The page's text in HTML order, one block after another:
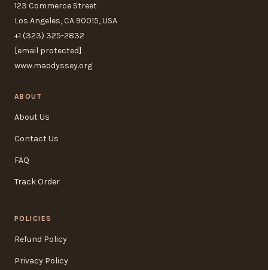
123 Commerce Street
Los Angeles, CA 90015, USA
+1 (323) 325-2832
[email protected]
www.maodyssey.org
ABOUT
About Us
Contact Us
FAQ
Track Order
POLICIES
Refund Policy
Privacy Policy